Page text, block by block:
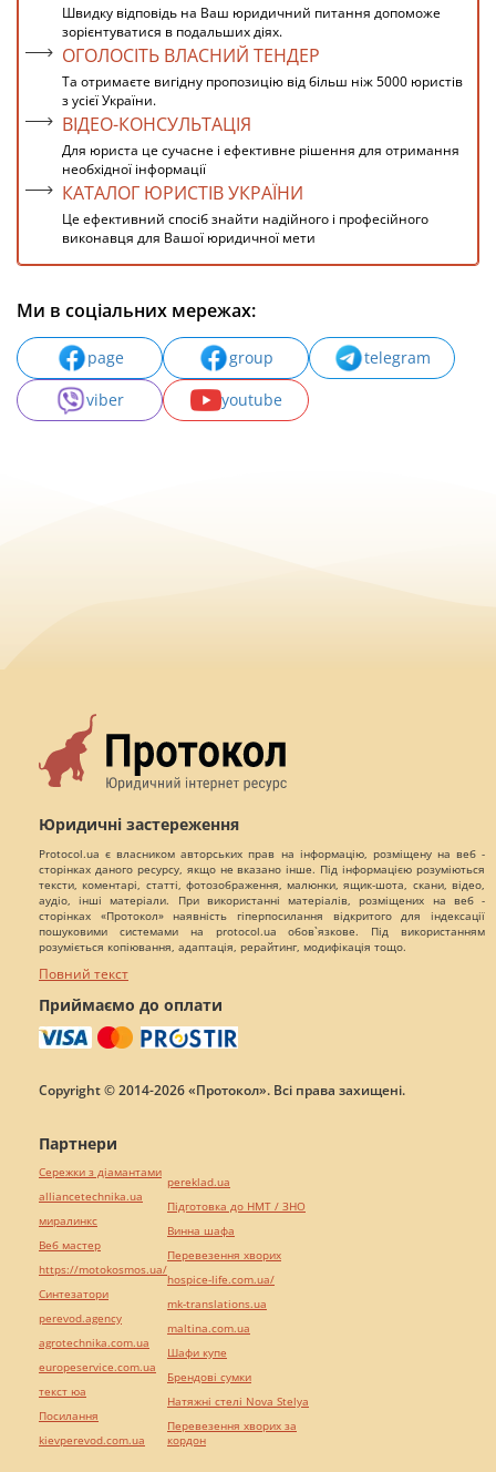
Швидку відповідь на Ваш юридичний питання допоможе
зорієнтуватися в подальших діях.
ОГОЛОСІТЬ ВЛАСНИЙ ТЕНДЕР
Та отримаєте вигідну пропозицію від більш ніж 5000 юристів
з усієї України.
ВІДЕО-КОНСУЛЬТАЦІЯ
Для юриста це сучасне і ефективне рішення для отримання
необхідної інформації
КАТАЛОГ ЮРИСТІВ УКРАЇНИ
Це ефективний спосіб знайти надійного і професійного
виконавця для Вашої юридичної мети
Ми в соціальних мережах:
page group
telegram
viber
youtube
Юридичні застереження
Protocol.ua є власником авторських прав на інформацію, розміщену на веб -
сторінках даного ресурсу, якщо не вказано інше. Під інформацією розуміються
тексти, коментарі, статті, фотозображення, малюнки, ящик-шота, скани, відео,
аудіо, інші матеріали. При використанні матеріалів, розміщених на веб -
сторінках «Протокол» наявність гіперпосилання відкритого для індексації
пошуковими системами на protocol.ua обов`язкове. Під використанням
розуміється копіювання, адаптація, рерайтинг, модифікація тощо.
Повний текст
Приймаємо до оплати
Copyright © 2014-2026 «Протокол». Всі права захищені.
Партнери
Сережки з діамантами
alliancetechnika.ua
миралинкс
Веб мастер
https://motokosmos.ua/
Синтезатори
perevod.agency
agrotechnika.com.ua
europeservice.com.ua
текст юа
Посилання
kievperevod.com.ua
pereklad.ua
Підготовка до НМТ / ЗНО
Винна шафа
Перевезення хворих
hospice-life.com.ua/
mk-translations.ua
maltina.com.ua
Шафи купе
Брендові сумки
Натяжні стелі Nova Stelya
Перевезення хворих за
кордон